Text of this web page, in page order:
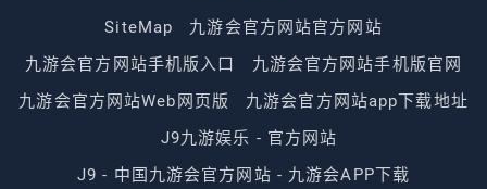
SiteMap
九游会官方网站官方网站
九游会官方网站手机版入口
九游会官方网站手机版官网
九游会官方网站Web网页版
九游会官方网站app下载地址
J9九游娱乐 - 官方网站
J9 - 中国九游会官方网站 - 九游会APP下载